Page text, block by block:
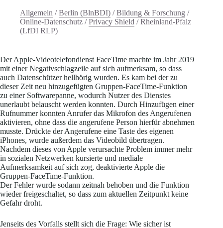
Allgemein /Berlin (BlnBDI) /Bildung & Forschung /
Online-Datenschutz /Privacy Shield /Rheinland-Pfalz
(LfDI RLP)
Der Apple-Videotelefondienst FaceTime machte im Jahr 2019
mit einer Negativschlagzeile auf sich aufmerksam, so dass
auch Datenschützer hellhörig wurden. Es kam bei der zu
dieser Zeit neu hinzugefügten Gruppen-FaceTime-Funktion
zu einer Softwarepanne, wodurch Nutzer des Dienstes
unerlaubt belauscht werden konnten. Durch Hinzufügen einer
Rufnummer konnten Anrufer das Mikrofon des Angerufenen
aktivieren, ohne dass die angerufene Person hierfür abnehmen
musste. Drückte der Angerufene eine Taste des eigenen
iPhones, wurde außerdem das Videobild übertragen.
Nachdem dieses von Apple verursachte Problem immer mehr
in sozialen Netzwerken kursierte und mediale
Aufmerksamkeit auf sich zog, deaktivierte Apple die
Gruppen-FaceTime-Funktion.
Der Fehler wurde sodann zeitnah behoben und die Funktion
wieder freigeschaltet, so dass zum aktuellen Zeitpunkt keine
Gefahr droht.
Jenseits des Vorfalls stellt sich die Frage: Wie sicher ist